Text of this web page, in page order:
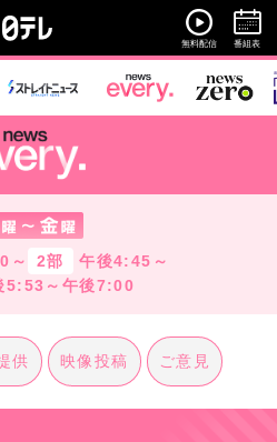
無料配信 番組表
～ 2部
午後4:45～
5:53～午後7:00
供 映像投稿 ご意見